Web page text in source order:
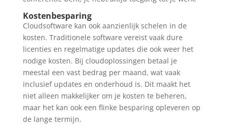
Kostenbesparing
Cloudsoftware kan ook aanzienlijk schelen in de
kosten. Traditionele software vereist vaak dure
licenties en regelmatige updates die ook weer het
nodige kosten. Bij cloudoplossingen betaal je
meestal een vast bedrag per maand, wat vaak
inclusief updates en onderhoud is. Dit maakt het
niet alleen makkelijker om je kosten te beheren,
maar het kan ook een flinke besparing opleveren op
de lange termijn.